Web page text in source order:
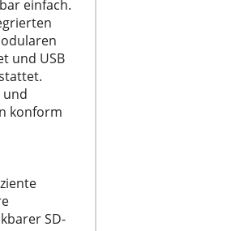
einfach.
und USB
und
konform
SD-